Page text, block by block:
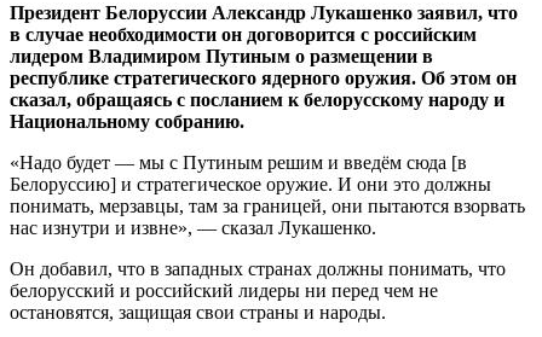
Президент Белоруссии Александр Лукашенко заявил, что
в случае необходимости он договорится с российским
лидером Владимиром Путиным о размещении в
республике стратегического ядерного оружия. Об этом он
сказал, обращаясь с посланием к белорусскому народу и
Национальному собранию.
«Надо будет — мы с Путиным решим и введём сюда [в
Белоруссию] и стратегическое оружие. И они это должны
понимать, мерзавцы, там за границей, они пытаются взорвать
нас изнутри и извне», — сказал Лукашенко.
Он добавил, что в западных странах должны понимать, что
белорусский и российский лидеры ни перед чем не
остановятся, защищая свои страны и народы.